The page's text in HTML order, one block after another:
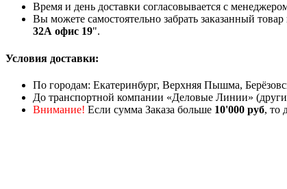
Время и день доставки согласовывается с
Вы можете самостоятельно забрать заказанный
32А офис 19".
Условия доставки:
По городам: Екатеринбург, Верхняя Пышма,
До транспортной компании «Деловые Линии»
Внимание! Если сумма Заказа больше 10'000 руб, то